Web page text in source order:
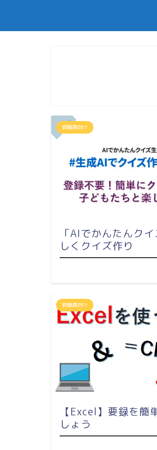
教職員向け
「AIでかんたんク
しくクイズ作り
教職員向け
【Excel】要録を簡
しょう